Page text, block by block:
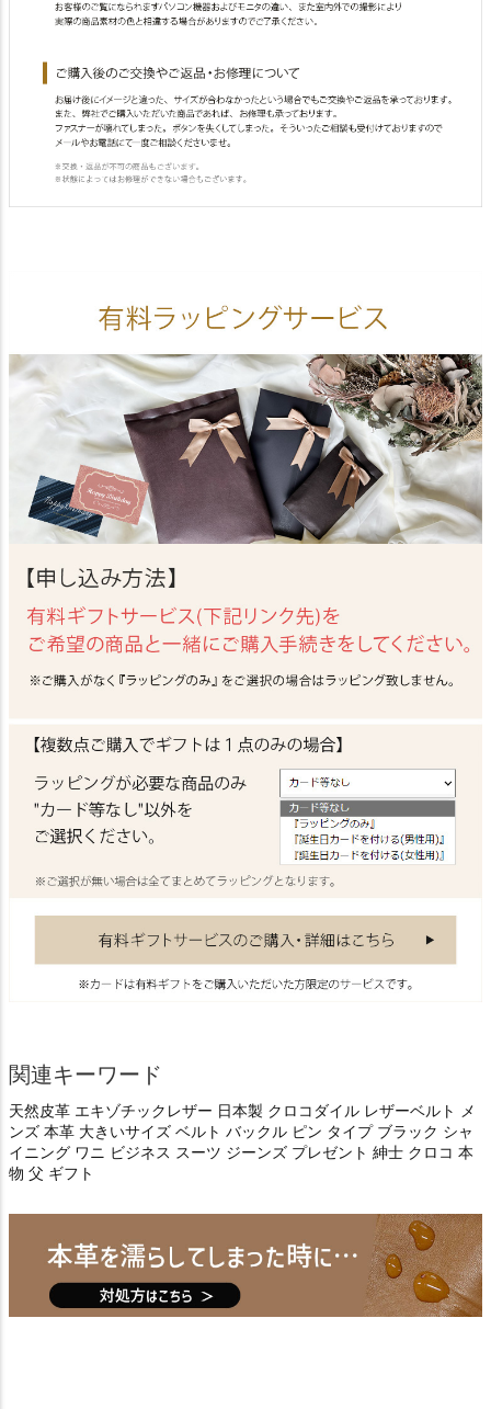
関連キーワード
天然皮革 エキゾチックレザー 日本製 クロコダイル レザーベルト メ
ンズ 本革 大きいサイズ ベルト バックル ピン タイプ ブラック シャ
イニング ワニ ビジネス スーツ ジーンズ プレゼント 紳士 クロコ 本
物 父 ギフト